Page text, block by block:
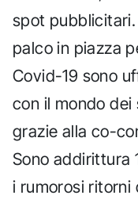
spot
palco in piazza
Covid-19 sono
con il mondo
grazie alla co-
Sono addirittura
i rumorosi ritorni